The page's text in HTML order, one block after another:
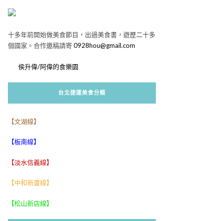
十多年前開始做美食節目，出過美食書，遊歷二十多
個國家。合作邀稿請寄0928hou@gmail.com
侯升偉/阿偉的食樂園
台北捷運美食分類
【文湖線】
【板南線】
【淡水信義線】
【中和新蘆線】
【松山新店線】